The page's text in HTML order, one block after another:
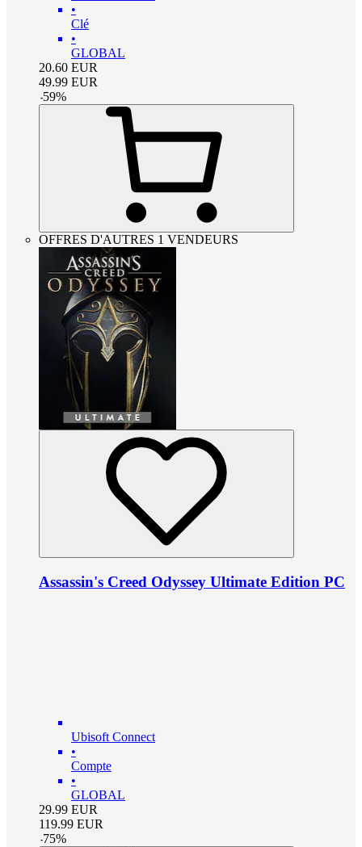
•
Clé
•
GLOBAL
20.60 EUR
49.99 EUR
-59%
OFFRES D'AUTRES 1 VENDEURS
Assassin's Creed Odyssey Ultimate Edition PC
Ubisoft Connect
•
Compte
•
GLOBAL
29.99 EUR
119.99 EUR
-75%